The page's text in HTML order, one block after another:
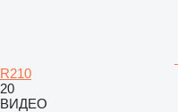
R210
20
ВИДЕО